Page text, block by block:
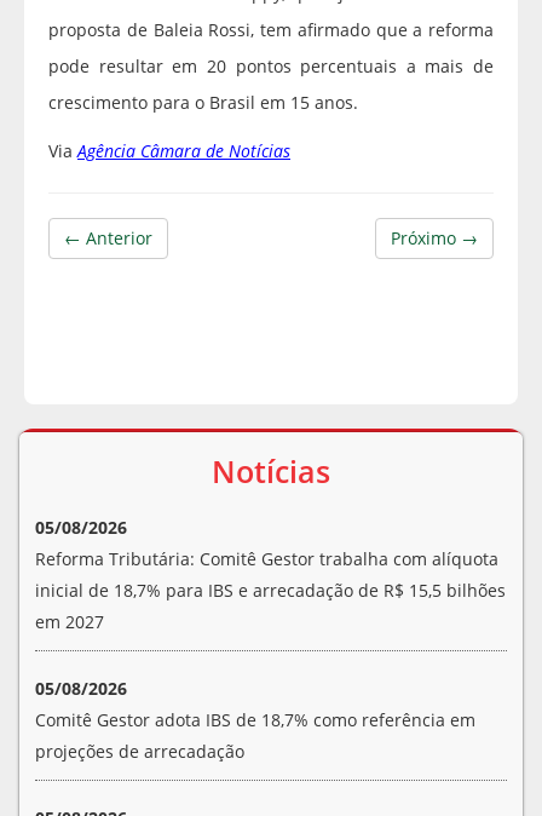
proposta de Baleia Rossi, tem afirmado que a reforma
pode resultar em 20 pontos percentuais a mais de
crescimento para o Brasil em 15 anos.
ViaAgência Câmara de Notícias
Próximo →
← Anterior
Notícias
05/08/2026
Reforma Tributária: Comitê Gestor trabalha com alíquota
inicial de 18,7% para IBS e arrecadação de R$ 15,5 bilhões
em 2027
05/08/2026
Comitê Gestor adota IBS de 18,7% como referência em
projeções de arrecadação